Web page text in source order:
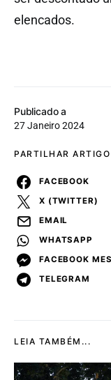
Publicado a
27 Janeiro 2024
PARTILHAR ARTIGO
FACEBOOK
X (TWITTER)
EMAIL
WHATSAPP
FACEBOOK
TELEGRAM
elencados.
LEIA TAMBÉM...